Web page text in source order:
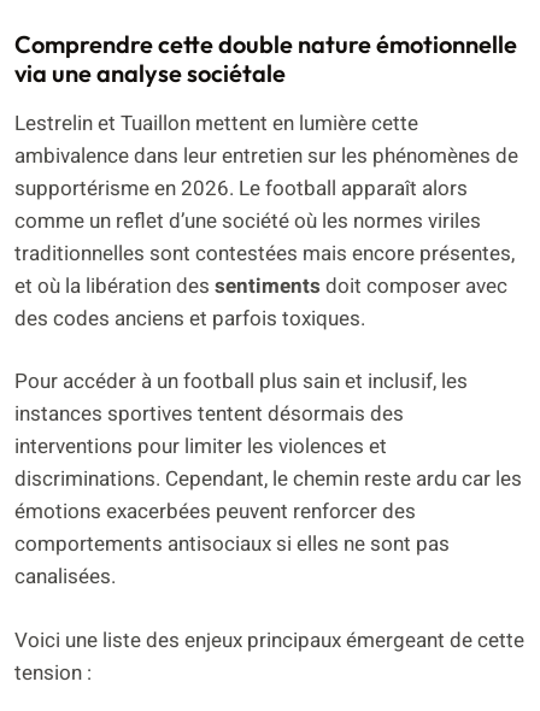
Comprendre cette double nature émotionnelle
via une analyse sociétale
Lestrelin et Tuaillon mettent en lumière cette
ambivalence dans leur entretien sur les phénomènes de
supportérisme en 2026. Le football apparaît alors
comme un reflet d’une société où les normes viriles
traditionnelles sont contestées mais encore présentes,
et où la libération des sentiments doit composer avec
des codes anciens et parfois toxiques.
Pour accéder à un football plus sain et inclusif, les
instances sportives tentent désormais des
interventions pour limiter les violences et
discriminations. Cependant, le chemin reste ardu car les
émotions exacerbées peuvent renforcer des
comportements antisociaux si elles ne sont pas
canalisées.
Voici une liste des enjeux principaux émergeant de cette
tension :